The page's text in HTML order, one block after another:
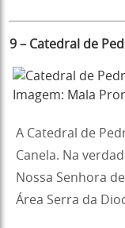
9 – Catedral de
Imagem: Mala
A Catedral de
Canela. Na
Nossa Senhora
Área Serra da